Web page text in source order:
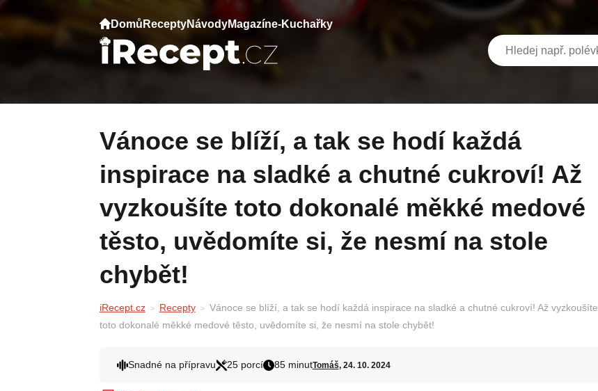
Domů ReceptyNávodyMagazíne-Kuchařky
Vánoce se blíží, a tak se hodí každá
inspirace na sladké a chutné cukroví! Až
vyzkoušíte toto dokonalé měkké medové
těsto, uvědomíte si, že nesmí na stole
chybět!
iRecept.cz Recepty
Vánoce se blíží, a tak se hodí každá inspirace na sladké a chutné cukroví! Až vyzkoušíte
toto dokonalé měkké medové těsto, uvědomíte si, že nesmí na stole chybět!
Snadné na přípravu 25 porcí 85 minutTomáš, 24. 10. 2024